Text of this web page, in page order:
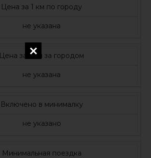
Цена за 1 км по городу
не указана
Цена за 1 км за городом
не указана
Включено в минималку
не указано
Минимальная поездка